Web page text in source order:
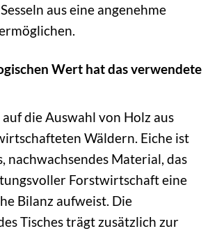
aus eine angenehme
Wert hat das verwendete
die Auswahl von Holz aus
Wäldern. Eiche ist
nachwachsendes Material, das
Forstwirtschaft eine
Bilanz aufweist. Die
Tisches trägt zusätzlich zur